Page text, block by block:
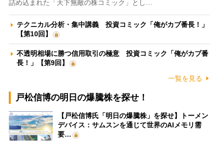
詰め込まれた「天下無敵の株コミック」とし…
テクニカル分析・集中講義 投資コミック「俺がカブ番長！」
【第10回】
不透明相場に勝つ信用取引の極意 投資コミック「俺がカブ番
長！」【第9回】
一覧を見る
戸松信博の明日の爆騰株を探せ！
【戸松信博氏「明日の爆騰株」を探せ】トーメン
デバイス：サムスンを通じて世界のAIメモリ需
要…